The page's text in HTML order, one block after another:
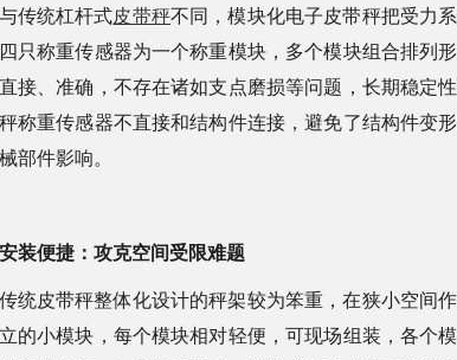
传统杠杆式皮带秤不同，模块化电子皮带秤把受力
只称重传感器为一个称重模块，多个模块组合排列
接、准确，不存在诸如支点磨损等问题，长期稳定
称重传感器不直接和结构件连接，避免了结构件变
部件影响。
装便捷：攻克空间受限难题
统皮带秤整体化设计的秤架较为笨重，在狭小空间
的小模块，每个模块相对轻便，可现场组装，各个